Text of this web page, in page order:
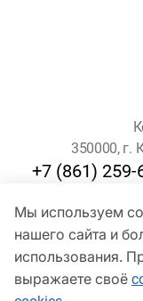
Мы используем
нашего сайта и
использования.
выражаете своё
350000, г.
+7 (861) 259-
Для
©
Сетевое издание
службой по надзору